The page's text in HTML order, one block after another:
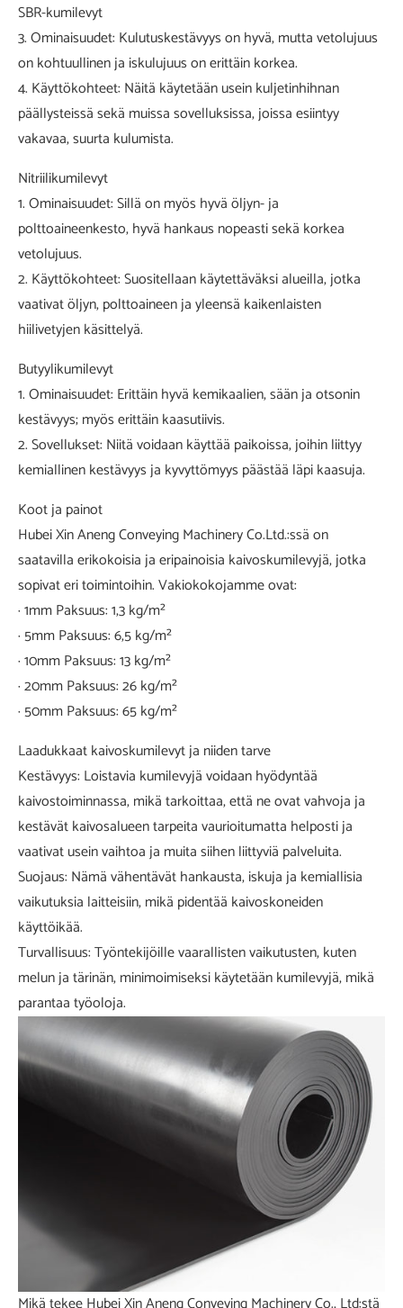
SBR-kumilevyt
3. Ominaisuudet: Kulutuskestävyys on hyvä, mutta vetolujuus
on kohtuullinen ja iskulujuus on erittäin korkea.
4. Käyttökohteet: Näitä käytetään usein kuljetinhihnan
päällysteissä sekä muissa sovelluksissa, joissa esiintyy
vakavaa, suurta kulumista.
Nitriilikumilevyt
1. Ominaisuudet: Sillä on myös hyvä öljyn- ja
polttoaineenkesto, hyvä hankaus nopeasti sekä korkea
vetolujuus.
2. Käyttökohteet: Suositellaan käytettäväksi alueilla, jotka
vaativat öljyn, polttoaineen ja yleensä kaikenlaisten
hiilivetyjen käsittelyä.
Butyylikumilevyt
1. Ominaisuudet: Erittäin hyvä kemikaalien, sään ja otsonin
kestävyys; myös erittäin kaasutiivis.
2. Sovellukset: Niitä voidaan käyttää paikoissa, joihin liittyy
kemiallinen kestävyys ja kyvyttömyys päästää läpi kaasuja.
Koot ja painot
Hubei Xin Aneng Conveying Machinery Co.Ltd.:ssä on
saatavilla erikokoisia ja eripainoisia kaivoskumilevyjä, jotka
sopivat eri toimintoihin. Vakiokokojamme ovat:
· 1mm Paksuus: 1,3 kg/m²
· 5mm Paksuus: 6,5 kg/m²
· 10mm Paksuus: 13 kg/m²
· 20mm Paksuus: 26 kg/m²
· 50mm Paksuus: 65 kg/m²
Laadukkaat kaivoskumilevyt ja niiden tarve
Kestävyys: Loistavia kumilevyjä voidaan hyödyntää
kaivostoiminnassa, mikä tarkoittaa, että ne ovat vahvoja ja
kestävät kaivosalueen tarpeita vaurioitumatta helposti ja
vaativat usein vaihtoa ja muita siihen liittyviä palveluita.
Suojaus: Nämä vähentävät hankausta, iskuja ja kemiallisia
vaikutuksia laitteisiin, mikä pidentää kaivoskoneiden
käyttöikää.
Turvallisuus: Työntekijöille vaarallisten vaikutusten, kuten
melun ja tärinän, minimoimiseksi käytetään kumilevyjä, mikä
parantaa työoloja.